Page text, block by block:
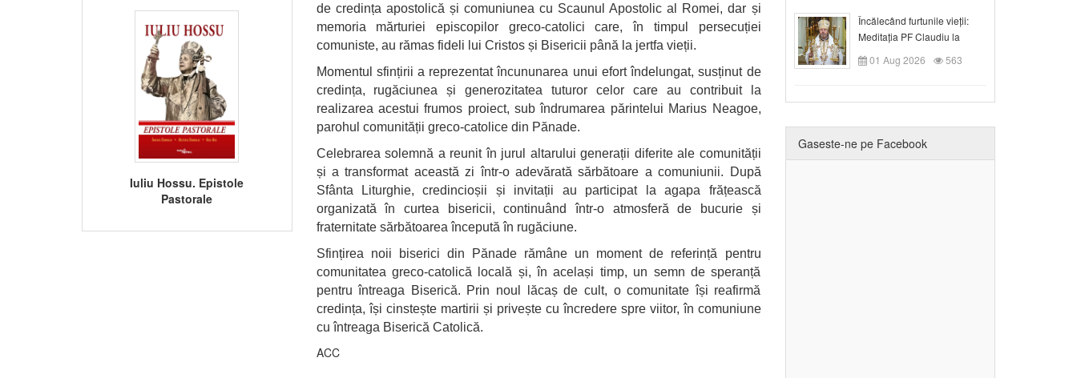
Iuliu Hossu. Epistole
Pastorale
de credința apostolică și comuniunea cu Scaunul Apostolic al Romei, dar și
memoria mărturiei episcopilor greco-catolici care, în timpul persecuției
comuniste, au rămas fideli lui Cristos și Bisericii până la jertfa vieții.
Momentul sfințirii a reprezentat încununarea unui efort îndelungat, susținut de
credința, rugăciunea și generozitatea tuturor celor care au contribuit la
realizarea acestui frumos proiect, sub îndrumarea părintelui Marius Neagoe,
parohul comunității greco-catolice din Pănade.
Celebrarea solemnă a reunit în jurul altarului generații diferite ale comunității
și a transformat această zi într-o adevărată sărbătoare a comuniunii. După
Sfânta Liturghie, credincioșii și invitații au participat la agapa frățească
organizată în curtea bisericii, continuând într-o atmosferă de bucurie și
fraternitate sărbătoarea începută în rugăciune.
Sfințirea noii biserici din Pănade rămâne un moment de referință pentru
comunitatea greco-catolică locală și, în același timp, un semn de speranță
pentru întreaga Biserică. Prin noul lăcaș de cult, o comunitate își reafirmă
credința, își cinstește martirii și privește cu încredere spre viitor, în comuniune
cu întreaga Biserică Catolică.
ACC
Încălecând furtunile vieții:
Meditația PF Claudiu la
Duminica a IX-a după Rusalii
01 Aug 2026 563
Gaseste-ne pe Facebook